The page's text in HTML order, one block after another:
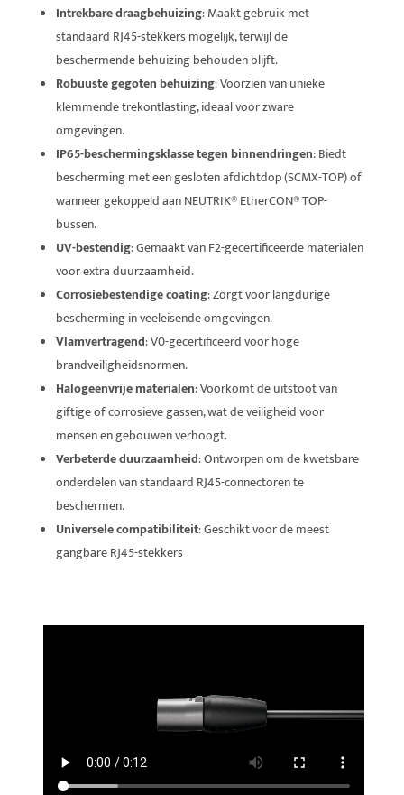
Intrekbare draagbehuizing: Maakt gebruik met
standaard RJ45-stekkers mogelijk, terwijl de
beschermende behuizing behouden blijft.
Robuuste gegoten behuizing: Voorzien van unieke
klemmende trekontlasting, ideaal voor zware
omgevingen.
IP65-beschermingsklasse tegen binnendringen: Biedt
bescherming met een gesloten afdichtdop (SCMX-TOP) of
wanneer gekoppeld aan NEUTRIK® EtherCON® TOP-
bussen.
UV-bestendig: Gemaakt van F2-gecertificeerde materialen
voor extra duurzaamheid.
Corrosiebestendige coating: Zorgt voor langdurige
bescherming in veeleisende omgevingen.
Vlamvertragend: V0-gecertificeerd voor hoge
brandveiligheidsnormen.
Halogeenvrije materialen: Voorkomt de uitstoot van
giftige of corrosieve gassen, wat de veiligheid voor
mensen en gebouwen verhoogt.
Verbeterde duurzaamheid: Ontworpen om de kwetsbare
onderdelen van standaard RJ45-connectoren te
beschermen.
Universele compatibiliteit: Geschikt voor de meest
gangbare RJ45-stekkers